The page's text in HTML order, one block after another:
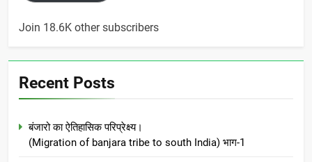
Join 18.6K other subscribers
Recent Posts
बंजारो का ऐतिहासिक परिप्रेक्ष्य।
(Migration of banjara tribe to south India) भाग-1